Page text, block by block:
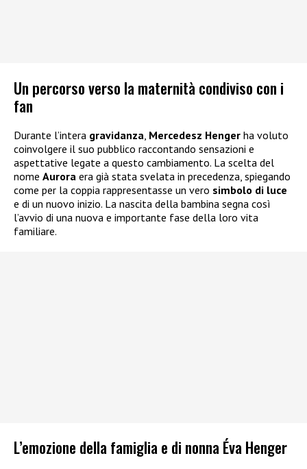
Un percorso verso la maternità condiviso con i
fan
Durante l’intera gravidanza Mercedesz Henger ha voluto
coinvolgere il suo pubblico raccontando sensazioni e
aspettative legate a questo cambiamento. La scelta del
nome Aurora era già stata svelata in precedenza, spiegando
come per la coppia rappresentasse un vero simbolo di luce
e di un nuovo inizio. La nascita della bambina segna così
l’avvio di una nuova e importante fase della loro vita
familiare.
L’emozione della famiglia e di nonna Éva Henger